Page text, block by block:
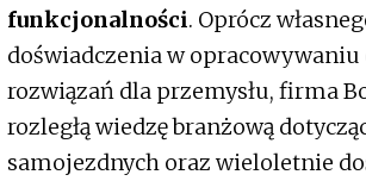
funkcjonalności. Oprócz
doświadczenia w
rozwiązań dla przemysłu, firma
rozległą wiedzę branżową
samojezdnych oraz wieloletnie